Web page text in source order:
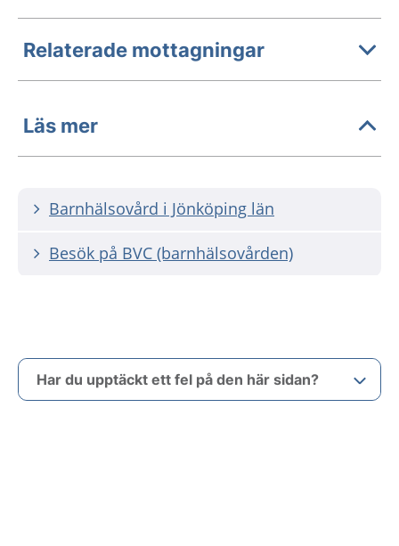
Relaterade mottagningar
Läs mer
Barnhälsovård i Jönköping län
Besök på BVC (barnhälsovården)
Har du upptäckt ett fel på den här sidan?